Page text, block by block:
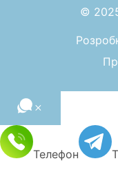
©
Телефон